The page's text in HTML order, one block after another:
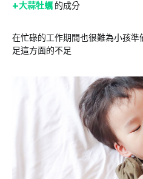
+大蒜牡蠣 的成分
在忙碌的工作期間也很難為小孩
足這方面的不足